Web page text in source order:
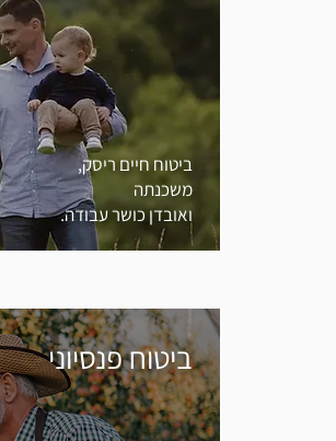
ביטוח חיים ריסק,
משכנתה
ואובדן כושר עבודה.
ביטוח פנסיוני